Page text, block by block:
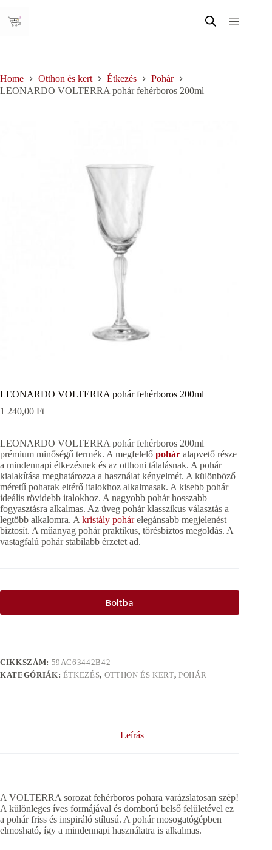
content
Home Otthon és kert Étkezés
Pohár
LEONARDO VOLTERRA pohár fehérboros 200ml
LEONARDO VOLTERRA pohár fehérboros 200ml
1 240,00 Ft
LEONARDO VOLTERRA pohár fehérboros 200ml
prémium minőségű termék. A megfelelő pohár alapvető része
a mindennapi étkezésnek és az otthoni tálalásnak. A pohár
kialakítása meghatározza a használat kényelmét. A különböző
méretű poharak eltérő italokhoz alkalmasak. A kisebb pohár
ideális rövidebb italokhoz. A nagyobb pohár hosszabb
fogyasztásra alkalmas. Az üveg pohár klasszikus választás a
legtöbb alkalomra. A kristály pohárelegánsabb megjelenést
biztosít. A műanyag pohár praktikus, törésbiztos megoldás. A
vastagfalú pohár stabilabb érzetet ad.
Boltba
CIKKSZÁM: 59AC63442B42
KATEGÓRIÁK: ÉTKEZÉS, OTTHON ÉS KERT,POHÁR
Leírás
A VOLTERRA sorozat fehérboros pohara varázslatosan szép!
A különleges íves formájával és domború belső felületével ez
a pohár friss és inspiráló stílusú. A pohár mosogatógépben
elmosható, így a mindennapi használatra is alkalmas.